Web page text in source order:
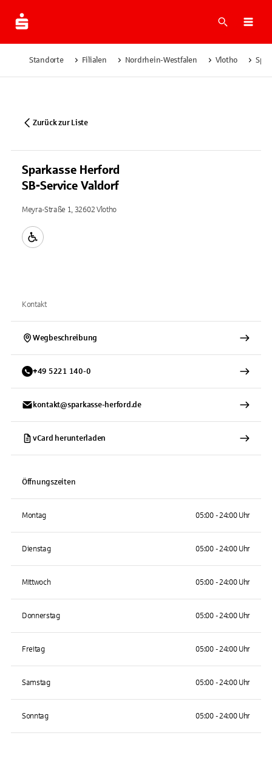
Suche
Standorte Filialen Nordrhein-Westfalen Vlotho
Zurück zur Liste
Sparkasse Herford
SB-Service Valdorf
Meyra-Straße 1, 32602 Vlotho
Kontakt
Wegbeschreibung
+49 5221 140-0
kontakt@sparkasse-herford.de
vCard herunterladen
Öffnungszeiten
Montag 05:00 - 24:00 Uhr
Dienstag 05:00 - 24:00 Uhr
Mittwoch 05:00 - 24:00 Uhr
Donnerstag 05:00 - 24:00 Uhr
Freitag 05:00 - 24:00 Uhr
Samstag 05:00 - 24:00 Uhr
Sonntag 05:00 - 24:00 Uhr